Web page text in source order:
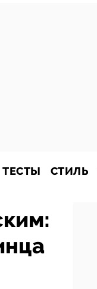
ТЕСТЫ СТИЛЬ